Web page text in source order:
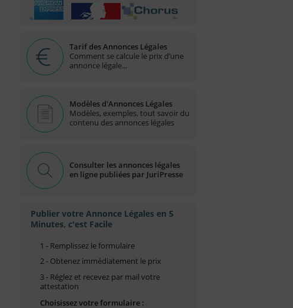
Tarif des Annonces Légales
Comment se calcule le prix d’une
annonce légale...
Modèles d'Annonces Légales
Modèles, exemples, tout savoir du
contenu des annonces légales
Consulter les annonces légales
en ligne publiées par JuriPresse
Publier votre Annonce Légales en 5
Minutes, c'est Facile
1 - Remplissez le formulaire
2 - Obtenez immédiatement le prix
3 - Réglez et recevez par mail votre
attestation
Choisissez votre formulaire :